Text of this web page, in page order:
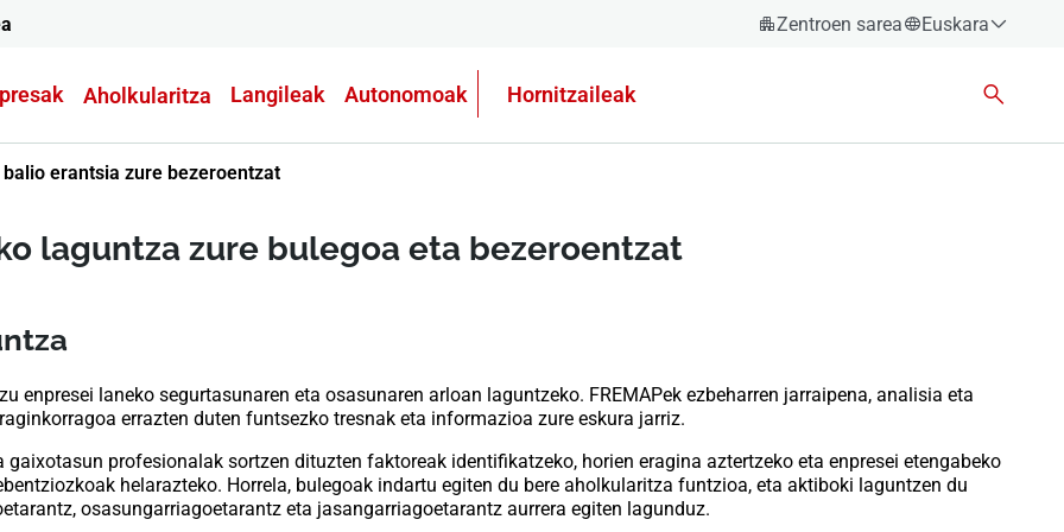
Zentroen sarea
Euskara
Aholkularitza Langileak Autonomoak Hornitzaileak
erantsia zure bezeroentzat
laguntza zure bulegoa eta bezeroentzat
enpresei laneko segurtasunaren eta osasunaren arloan laguntzeko. FREMAPek ezbeharren jarraipena, analisia eta
errazten duten funtsezko tresnak eta informazioa zure eskura jarriz.
profesionalak sortzen dituzten faktoreak identifikatzeko, horien eragina aztertzeko eta enpresei etengabeko
helarazteko. Horrela, bulegoak indartu egiten du bere aholkularitza funtzioa, eta aktiboki laguntzen du
osasungarriagoetarantz eta jasangarriagoetarantz aurrera egiten lagunduz.